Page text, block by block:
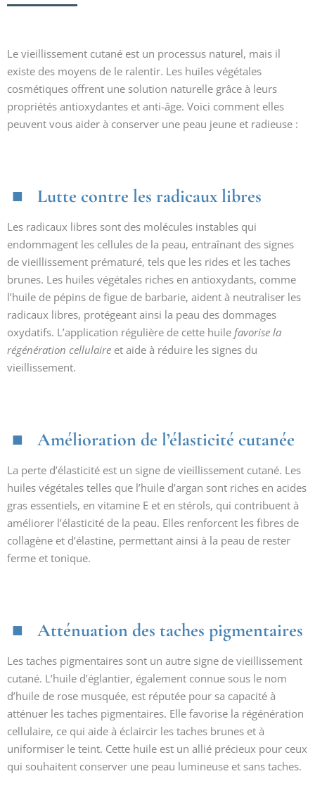
Le vieillissement cutané est un processus naturel, mais il
existe des moyens de le ralentir. Les huiles végétales
cosmétiques offrent une solution naturelle grâce à leurs
propriétés antioxydantes et anti-âge. Voici comment elles
peuvent vous aider à conserver une peau jeune et radieuse :
Lutte contre les radicaux libres
Les radicaux libres sont des molécules instables qui
endommagent les cellules de la peau, entraînant des signes
de vieillissement prématuré, tels que les rides et les taches
brunes. Les huiles végétales riches en antioxydants, comme
l’huile de pépins de figue de barbarie, aident à neutraliser les
radicaux libres, protégeant ainsi la peau des dommages
oxydatifs. L’application régulière de cette huile favorise la
régénération cellulaire et aide à réduire les signes du
vieillissement.
Amélioration de l’élasticité cutanée
La perte d’élasticité est un signe de vieillissement cutané. Les
huiles végétales telles que l’huile d’argan sont riches en acides
gras essentiels, en vitamine E et en stérols, qui contribuent à
améliorer l’élasticité de la peau. Elles renforcent les fibres de
collagène et d’élastine, permettant ainsi à la peau de rester
ferme et tonique.
Atténuation des taches pigmentaires
Les taches pigmentaires sont un autre signe de vieillissement
cutané. L’huile d’églantier, également connue sous le nom
d’huile de rose musquée, est réputée pour sa capacité à
atténuer les taches pigmentaires. Elle favorise la régénération
cellulaire, ce qui aide à éclaircir les taches brunes et à
uniformiser le teint. Cette huile est un allié précieux pour ceux
qui souhaitent conserver une peau lumineuse et sans taches.